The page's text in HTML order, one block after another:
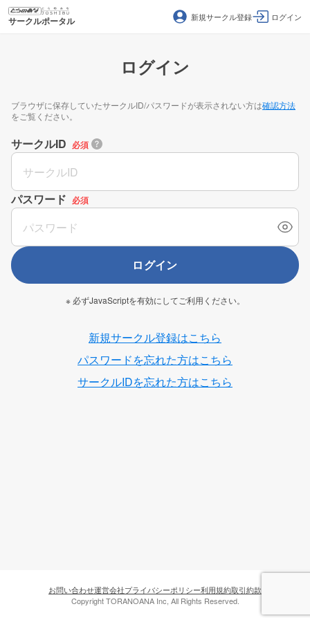
サークルポータル 新規サークル登録 ログイン
ログイン
ブラウザに保存していたサークルID/パスワードが表示されない方は確認方法
をご覧ください。
サークルID 必須
パスワード 必須
ログイン
※ 必ずJavaScriptを有効にしてご利用ください。
新規サークル登録はこちら
パスワードを忘れた方はこちら
サークルIDを忘れた方はこちら
お問い合わせ運営会社プライバシーポリシー利用規約取引約款
Copyright TORANOANA Inc, All Rights Reserved.